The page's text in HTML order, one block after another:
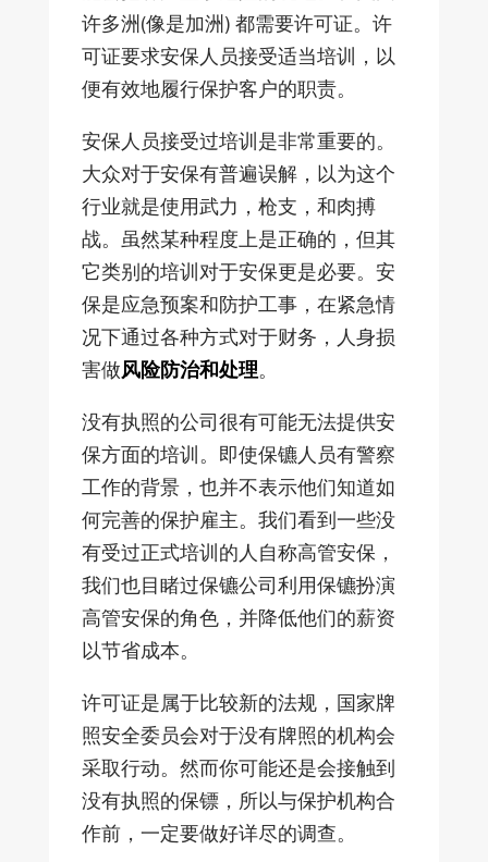
许多洲(像是加洲) 都需要许可证。许
可证要求安保人员接受适当培训，以
便有效地履行保护客户的职责。
安保人员接受过培训是非常重要的。
大众对于安保有普遍误解，以为这个
行业就是使用武力，枪支，和肉搏
战。虽然某种程度上是正确的，但其
它类别的培训对于安保更是必要。安
保是应急预案和防护工事，在紧急情
况下通过各种方式对于财务，人身损
害做风险防治和处理。
没有执照的公司很有可能无法提供安
保方面的培训。即使保镳人员有警察
工作的背景，也并不表示他们知道如
何完善的保护雇主。我们看到一些没
有受过正式培训的人自称高管安保，
我们也目睹过保镳公司利用保镳扮演
高管安保的角色，并降低他们的薪资
以节省成本。
许可证是属于比较新的法规，国家牌
照安全委员会对于没有牌照的机构会
采取行动。然而你可能还是会接触到
没有执照的保镖，所以与保护机构合
作前，一定要做好详尽的调查。